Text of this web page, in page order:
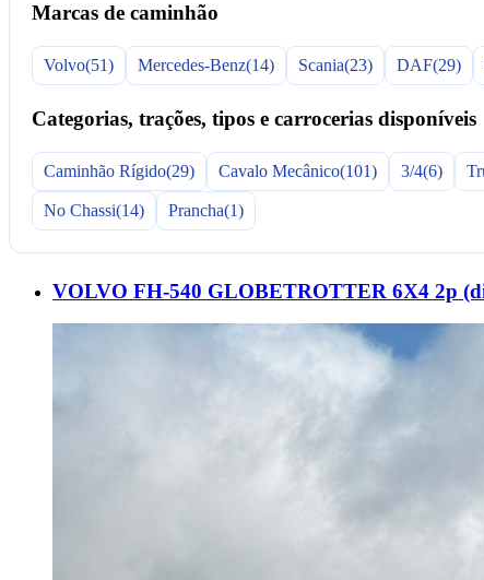
Marcas de caminhão
Volvo(51) Mercedes-Benz(14) Scania(23) DAF(29)
Categorias, trações, tipos e carrocerias disponíveis
Caminhão Rígido(29) Cavalo Mecânico(101) 3/4(6)
No Chassi(14) Prancha(1)
VOLVO FH-540 GLOBETROTTER 6X4 2p